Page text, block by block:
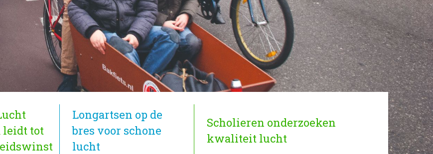
leidt tot
Longartsen op de
bres voor schone
lucht
Scholieren onderzoeken
kwaliteit lucht